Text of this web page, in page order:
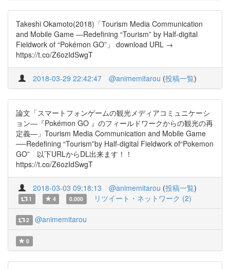
Takeshi Okamoto(2018)「Tourism Media Communication
and Mobile Game ―Redefining “Tourism” by Half-digital
Fieldwork of “Pokémon GO”」 download URL →
https://t.co/Z6ozIdSwgT
2018-03-29 22:42:47 @animemitarou (投稿一覧)
論文「スマートフォンゲームの観光メディアコミュニケーシ
ョン―『Pokémon GO 』のフィールドワークからの観光の再
定義―」Tourism Media Communication and Mobile Game
──Redefining “Tourism”by Half-digital Fieldwork of“Pokemon
GO” 以下URLからDL出来ます！！
https://t.co/Z6ozIdSwgT
2018-03-03 09:18:13 @animemitarou (投稿一覧)
1 4 0.000 リツイート・ネットワーク (2)
2 @animemitarou
0